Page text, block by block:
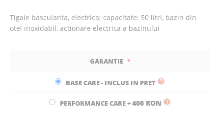
Tigaie basculanta, electrica; capacitate: 50 litri, bazin din
otel inoxidabil, actionare electrica a bazinului
GARANTIE
BASE CARE - INCLUS IN PRET
PERFORMANCE CARE+406 RON